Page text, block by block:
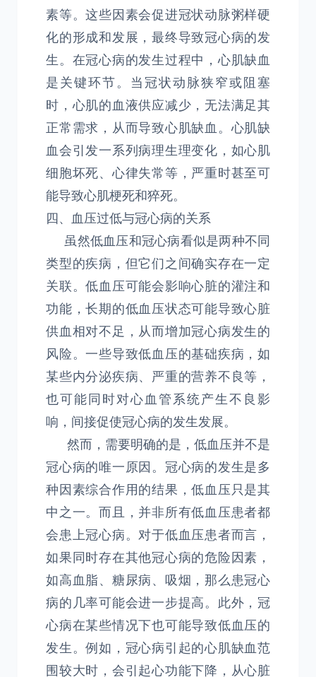
素等。这些因素会促进冠状动脉粥样硬
化的形成和发展，最终导致冠心病的发
生。在冠心病的发生过程中，心肌缺血
是关键环节。当冠状动脉狭窄或阻塞
时，心肌的血液供应减少，无法满足其
正常需求，从而导致心肌缺血。心肌缺
血会引发一系列病理生理变化，如心肌
细胞坏死、心律失常等，严重时甚至可
能导致心肌梗死和猝死。
四、血压过低与冠心病的关系
虽然低血压和冠心病看似是两种不同
类型的疾病，但它们之间确实存在一定
关联。低血压可能会影响心脏的灌注和
功能，长期的低血压状态可能导致心脏
供血相对不足，从而增加冠心病发生的
风险。一些导致低血压的基础疾病，如
某些内分泌疾病、严重的营养不良等，
也可能同时对心血管系统产生不良影
响，间接促使冠心病的发生发展。
然而，需要明确的是，低血压并不是
冠心病的唯一原因。冠心病的发生是多
种因素综合作用的结果，低血压只是其
中之一。而且，并非所有低血压患者都
会患上冠心病。对于低血压患者而言，
如果同时存在其他冠心病的危险因素，
如高血脂、糖尿病、吸烟，那么患冠心
病的几率可能会进一步提高。此外，冠
心病在某些情况下也可能导致低血压的
发生。例如，冠心病引起的心肌缺血范
围较大时，会引起心功能下降，从心脏